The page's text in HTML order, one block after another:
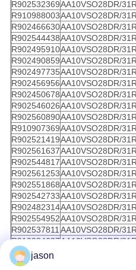
R902532369AA10VSO28DR/
R910988003AA10VSO28DR/
R902466630AA10VSO28DR/
R902544438AA10VSO28DR/
R902495910AA10VSO28DR/
R902490859AA10VSO28DR/
R902497735AA10VSO28DR/
R902456956AA10VSO28DR/
R902450678AA10VSO28DR/
R902546026AA10VSO28DR/
R902560890AA10VSO28DR/
R910907369AA10VSO28DR/
R902521419AA10VSO28DR/
R902561637AA10VSO28DR/
R902544817AA10VSO28DR/
R902561253AA10VSO28DR/
R902551868AA10VSO28DR/
R902542733AA10VSO28DR/
R902482314AA10VSO28DR/
R902554952AA10VSO28DR/
R902537811AA10VSO28DR/
R910984627AA10VSO28DR/
R902541903
R902473432
jason